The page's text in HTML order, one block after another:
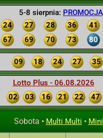
5-8 sierpnia: PROMOCJA
24 27 28 36
41
67 69 70 73 80
09 18 24 27 35
Lotto Plus - 06.08.2026
02
03 16 21 22 47
Sobota • Multi Multi •